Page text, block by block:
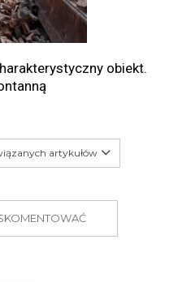
obiekt.
artykułów